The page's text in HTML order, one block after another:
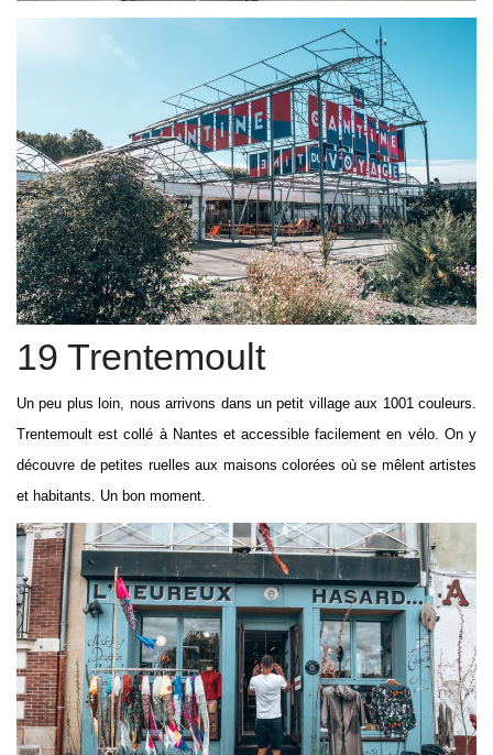
19 Trentemoult
Un peu plus loin, nous arrivons dans un petit village aux 1001 couleurs.
Trentemoult est collé à Nantes et accessible facilement en vélo. On y
découvre de petites ruelles aux maisons colorées où se mêlent artistes
et habitants. Un bon moment.